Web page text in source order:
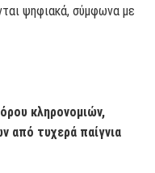
ψηφιακά, σύμφωνα με
κληρονομιών,
από τυχερά παίγνια